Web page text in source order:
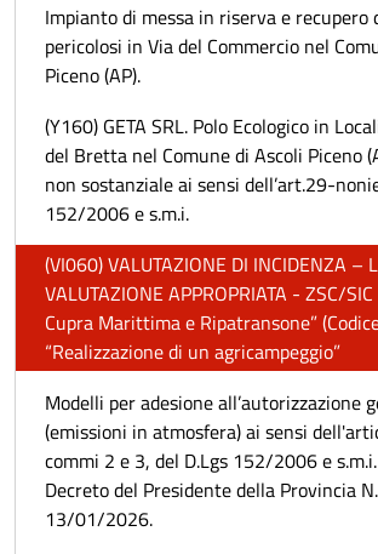
Impianto di messa in riserva e
pericolosi in Via del Commercio nel
Piceno (AP).
(Y160) GETA SRL. Polo Ecologico in
del Bretta nel Comune di Ascoli Piceno
non sostanziale ai sensi dell’art.29-
152/2006 e s.m.i.
(VI060) VALUTAZIONE DI INCIDENZA –
VALUTAZIONE APPROPRIATA - ZSC/
Cupra Marittima e Ripatransone”
“Realizzazione di un agricampeggio”
Modelli per adesione all’autorizzazione
(emissioni in atmosfera) ai sensi
commi 2 e 3, del D.Lgs 152/2006 e
Decreto del Presidente della Provincia
13/01/2026.